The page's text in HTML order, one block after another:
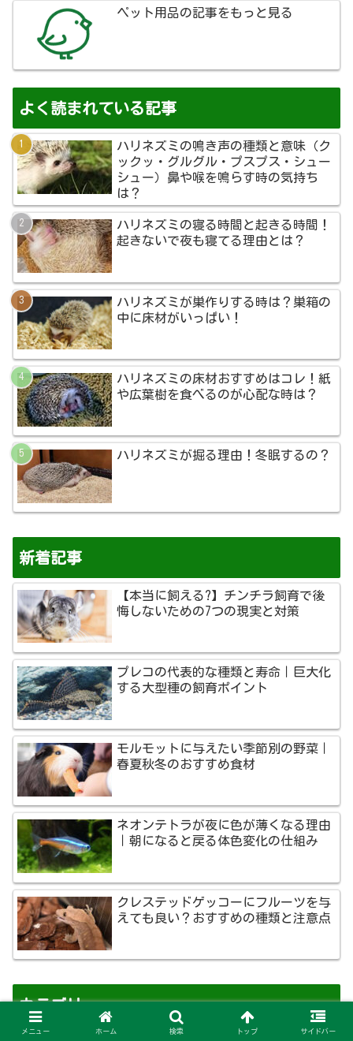
ペット用品の記事をもっと見る
よく読まれている記事
ハリネズミの鳴き声の種類と意味（ク
ックッ・グルグル・プスプス・シュー
シュー）鼻や喉を鳴らす時の気持ち
は？
ハリネズミの寝る時間と起きる時間！
起きないで夜も寝てる理由とは？
ハリネズミが巣作りする時は？巣箱の
中に床材がいっぱい！
ハリネズミの床材おすすめはコレ！紙
や広葉樹を食べるのが心配な時は？
ハリネズミが掘る理由！冬眠するの？
新着記事
【本当に飼える?】チンチラ飼育で後
悔しないための7つの現実と対策
プレコの代表的な種類と寿命｜巨大化
する大型種の飼育ポイント
モルモットに与えたい季節別の野菜｜
春夏秋冬のおすすめ食材
ネオンテトラが夜に色が薄くなる理由
｜朝になると戻る体色変化の仕組み
クレステッドゲッコーにフルーツを与
えても良い？おすすめの種類と注意点
カテゴリー
メニュー ホーム 検索 トップ サイドバー